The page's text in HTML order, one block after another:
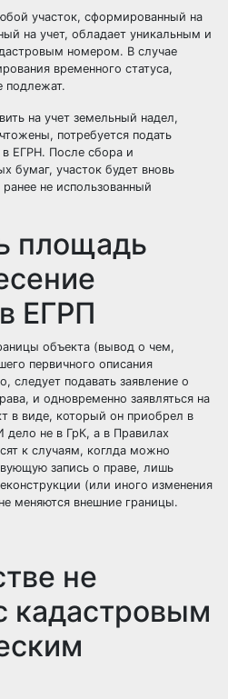
участок, сформированный на
на учет, обладает уникальным и
номером. В случае
временного статуса,
подлежат.
на учет земельный надел,
потребуется подать
в ЕГРН. После сбора и
бумаг, участок будет вновь
не использованный
площадь
ЕГРП
объекта (вывод о чем,
первичного описания
следует подавать заявление о
и одновременно заявляться на
в виде, который он приобрел в
дело не в ГрК, а в Правилах
к случаям, коглда можно
запись о праве, лишь
(или иного изменения
меняются внешние границы.
не
кадастровым